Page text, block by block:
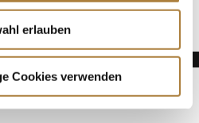
erlauben
Cookies verwenden